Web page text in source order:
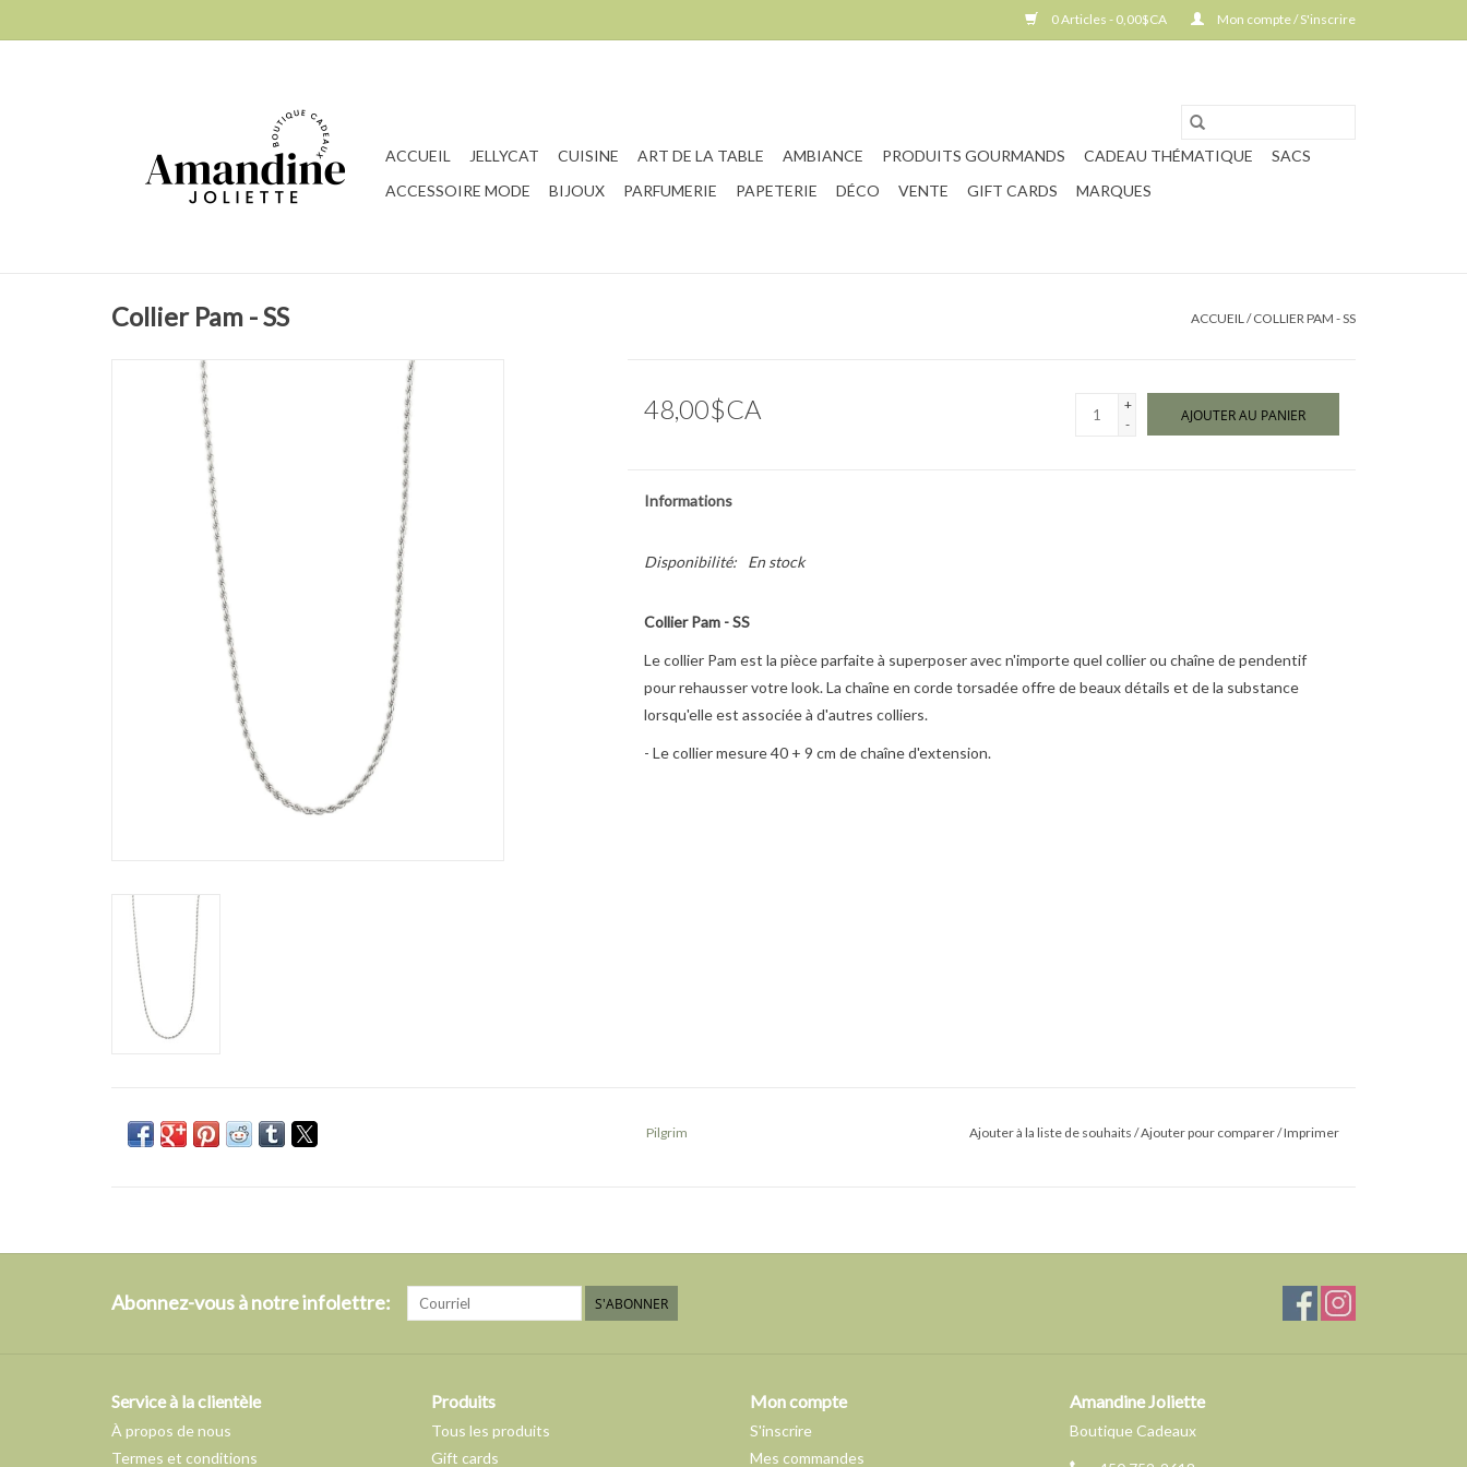
0 Articles - 0,00$CA Mon compte / S'inscrire
ACCUEIL JELLYCAT CUISINE ART DE LA TABLE AMBIANCE PRODUITS GOURMANDS CADEAU THÉMATIQUE
SACS
ACCESSOIRE MODE
BIJOUX PARFUMERIE PAPETERIE DÉCO VENTE GIFT CARDS MARQUES
Collier Pam - SS ACCUEIL/COLLIER PAM - SS
48,00$CA
+
-
AJOUTER AU PANIER
Informations
Disponibilité: En stock
Collier Pam - SS
Le collier Pam est la pièce parfaite à superposer avec n'importe quel collier ou chaîne de pendentif
pour rehausser votre look. La chaîne en corde torsadée offre de beaux détails et de la substance
lorsqu'elle est associée à d'autres colliers.
- Le collier mesure 40 + 9 cm de chaîne d'extension.
Pilgrim Ajouter à la liste de souhaits /Ajouter pour comparer/Imprimer
Abonnez-vous à notre infolettre: S'ABONNER
Service à la clientèle
À propos de nous
Termes et conditions
Produits
Tous les produits
Gift cards
Mon compte
S'inscrire
Mes commandes
Amandine Joliette
Boutique Cadeaux